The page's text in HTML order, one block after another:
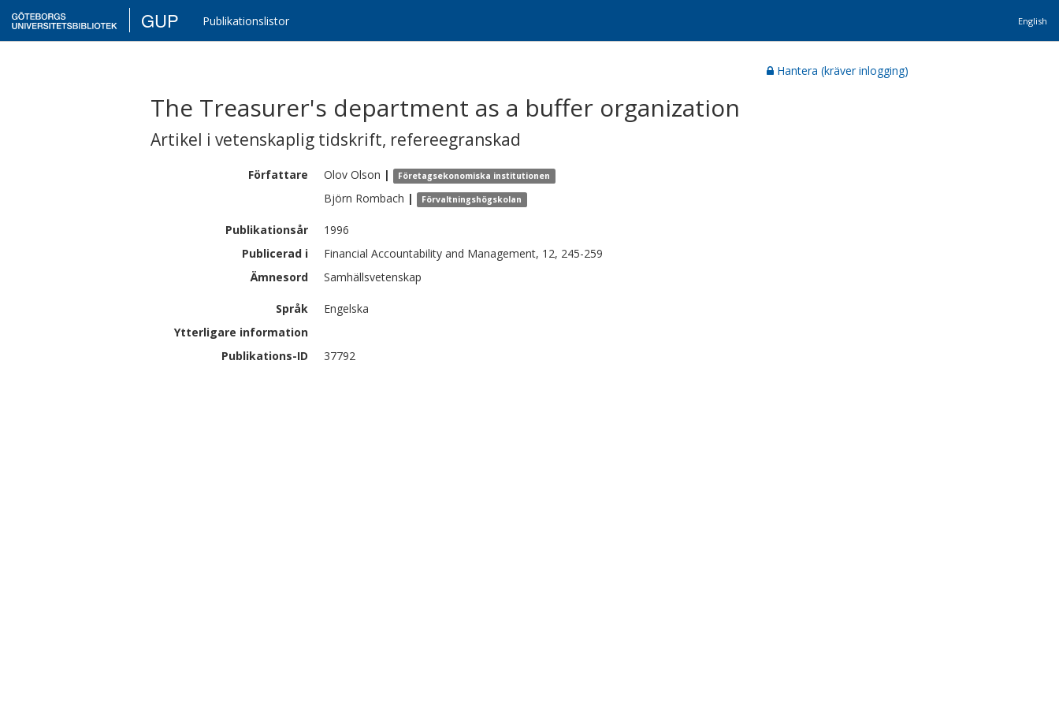
GUP Publikationslistor English
Hantera (kräver inlogging)
The Treasurer's department as a buffer organization
Artikel i vetenskaplig tidskrift, refereegranskad
Författare Olov Olson | Företagsekonomiska institutionen
Björn Rombach | Förvaltningshögskolan
Publikationsår
1996
Publicerad i
Financial Accountability and Management, 12, 245-259
Ämnesord
Samhällsvetenskap
Språk
Engelska
Ytterligare information
Publikations-ID
37792